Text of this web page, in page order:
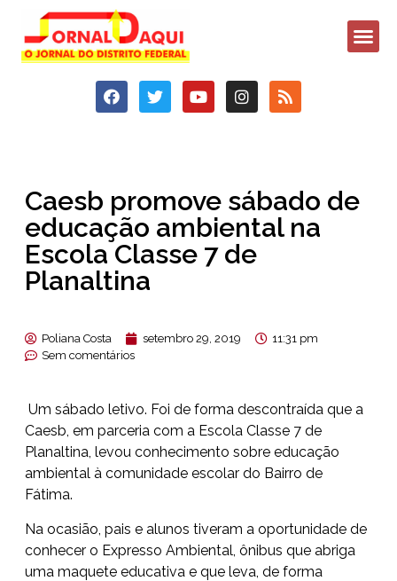
Caesb promove sábado de
educação ambiental na
Escola Classe 7 de
Planaltina
Poliana Costa setembro 29, 2019
11:31 pm
Sem comentários
Um sábado letivo. Foi de forma descontraída que a
Caesb, em parceria com a Escola Classe 7 de
Planaltina, levou conhecimento sobre educação
ambiental à comunidade escolar do Bairro de
Fátima.
Na ocasião, pais e alunos tiveram a oportunidade de
conhecer o Expresso Ambiental, ônibus que abriga
uma maquete educativa e que leva, de forma